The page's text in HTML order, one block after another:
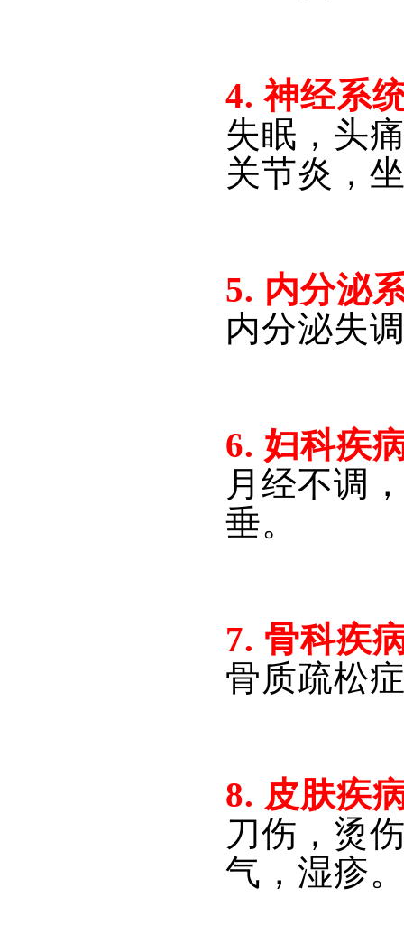
4. 神经系
失眠，头
关节炎，
5. 内分泌
内分泌失
6. 妇科疾
月经不调
垂。
7. 骨科疾
骨质疏松
8. 皮肤疾
刀伤，烫
气，湿疹